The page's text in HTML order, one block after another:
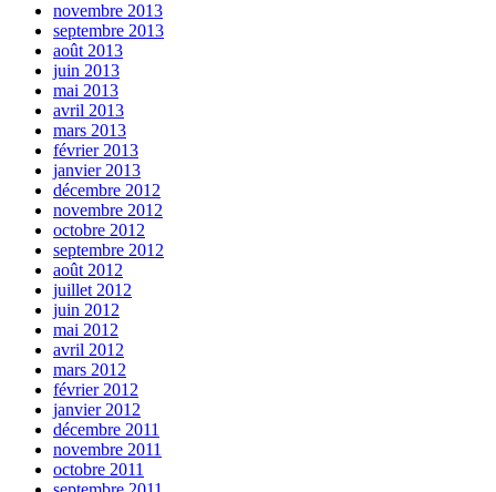
novembre 2013
septembre 2013
août 2013
juin 2013
mai 2013
avril 2013
mars 2013
février 2013
janvier 2013
décembre 2012
novembre 2012
octobre 2012
septembre 2012
août 2012
juillet 2012
juin 2012
mai 2012
avril 2012
mars 2012
février 2012
janvier 2012
décembre 2011
novembre 2011
octobre 2011